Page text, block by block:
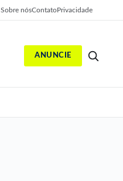
Sobre nósContatoPrivacidade
ANUNCIE